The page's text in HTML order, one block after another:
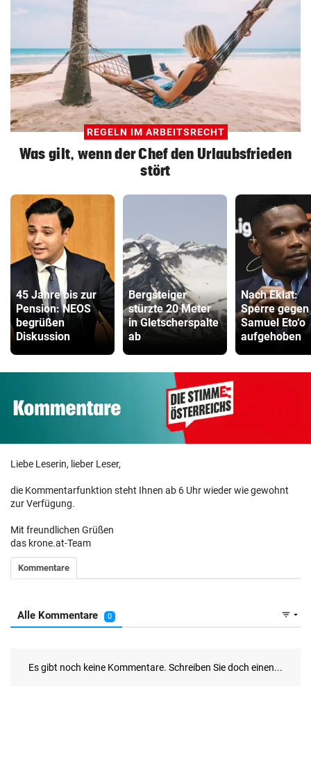
REGELN IM ARBEITSRECHT
Was gilt, wenn der Chef den Urlaubsfrieden
stört
45 Jahre bis zur
Pension: NEOS
begrüßen
Diskussion
Bergsteiger
stürzte 20 Meter
in Gletscherspalte
ab
Nach Eklat:
Sperre gegen
Samuel Eto‘o
aufgehoben
Liebe Leserin, lieber Leser,
die Kommentarfunktion steht Ihnen ab 6 Uhr wieder wie gewohnt
zur Verfügung.
Mit freundlichen Grüßen
das krone.at-Team